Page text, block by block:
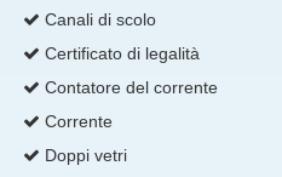
Canali di scolo
Certificato di legalità
Contatore del corrente
Corrente
Doppi vetri